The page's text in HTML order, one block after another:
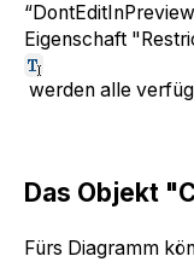
Eigenschaft
werden alle
Das Objekt
Fürs Diagramm